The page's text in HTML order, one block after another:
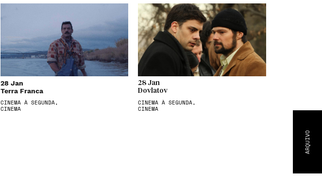
ARQUIVO
28 Jan
Terra Franca
CINEMA À SEGUNDA,
CINEMA
28 Jan
Dovlatov
CINEMA À SEGUNDA,
CINEMA